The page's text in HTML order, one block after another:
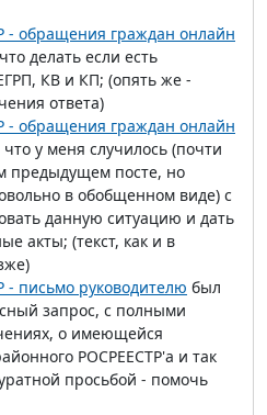
- обращения граждан онлайн
делать если есть
КВ и КП; (опять же -
ответа)
- обращения граждан онлайн
у меня случилось (почти
предыдущем посте, но
в обобщенном виде) с
данную ситуацию и дать
акты; (текст, как и в
- письмо руководителю был
запрос, с полными
о имеющейся
РОСРЕЕСТР'а и так
просьбой - помочь